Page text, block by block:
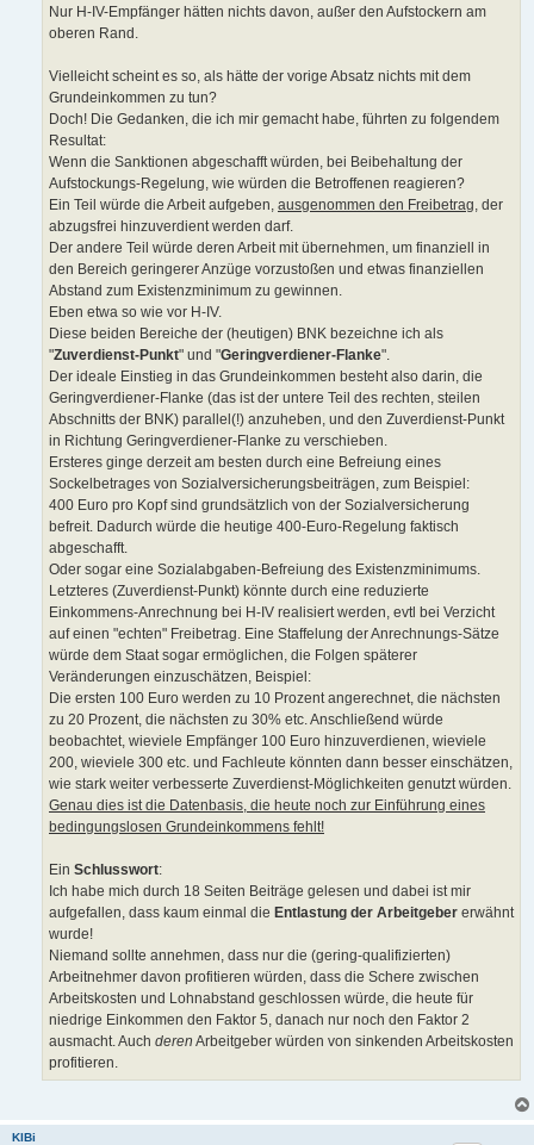
Nur H-IV-Empfänger hätten nichts davon, außer den Aufstockern am
oberen Rand.
Vielleicht scheint es so, als hätte der vorige Absatz nichts mit dem
Grundeinkommen zu tun?
Doch! Die Gedanken, die ich mir gemacht habe, führten zu folgendem
Resultat:
Wenn die Sanktionen abgeschafft würden, bei Beibehaltung der
Aufstockungs-Regelung, wie würden die Betroffenen reagieren?
Ein Teil würde die Arbeit aufgeben, ausgenommen den Freibetrag, der
abzugsfrei hinzuverdient werden darf.
Der andere Teil würde deren Arbeit mit übernehmen, um finanziell in
den Bereich geringerer Anzüge vorzustoßen und etwas finanziellen
Abstand zum Existenzminimum zu gewinnen.
Eben etwa so wie vor H-IV.
Diese beiden Bereiche der (heutigen) BNK bezeichne ich als
"Zuverdienst-Punkt" und "Geringverdiener-Flanke".
Der ideale Einstieg in das Grundeinkommen besteht also darin, die
Geringverdiener-Flanke (das ist der untere Teil des rechten, steilen
Abschnitts der BNK) parallel(!) anzuheben, und den Zuverdienst-Punkt
in Richtung Geringverdiener-Flanke zu verschieben.
Ersteres ginge derzeit am besten durch eine Befreiung eines
Sockelbetrages von Sozialversicherungsbeiträgen, zum Beispiel:
400 Euro pro Kopf sind grundsätzlich von der Sozialversicherung
befreit. Dadurch würde die heutige 400-Euro-Regelung faktisch
abgeschafft.
Oder sogar eine Sozialabgaben-Befreiung des Existenzminimums.
Letzteres (Zuverdienst-Punkt) könnte durch eine reduzierte
Einkommens-Anrechnung bei H-IV realisiert werden, evtl bei Verzicht
auf einen "echten" Freibetrag. Eine Staffelung der Anrechnungs-Sätze
würde dem Staat sogar ermöglichen, die Folgen späterer
Veränderungen einzuschätzen, Beispiel:
Die ersten 100 Euro werden zu 10 Prozent angerechnet, die nächsten
zu 20 Prozent, die nächsten zu 30% etc. Anschließend würde
beobachtet, wieviele Empfänger 100 Euro hinzuverdienen, wieviele
200, wieviele 300 etc. und Fachleute könnten dann besser einschätzen,
wie stark weiter verbesserte Zuverdienst-Möglichkeiten genutzt würden.
Genau dies ist die Datenbasis, die heute noch zur Einführung eines
bedingungslosen Grundeinkommens fehlt!
Ein Schlusswort:
Ich habe mich durch 18 Seiten Beiträge gelesen und dabei ist mir
aufgefallen, dass kaum einmal die Entlastung der Arbeitgeber erwähnt
wurde!
Niemand sollte annehmen, dass nur die (gering-qualifizierten)
Arbeitnehmer davon profitieren würden, dass die Schere zwischen
Arbeitskosten und Lohnabstand geschlossen würde, die heute für
niedrige Einkommen den Faktor 5, danach nur noch den Faktor 2
ausmacht. Auch deren Arbeitgeber würden von sinkenden Arbeitskosten
profitieren.
KlBi